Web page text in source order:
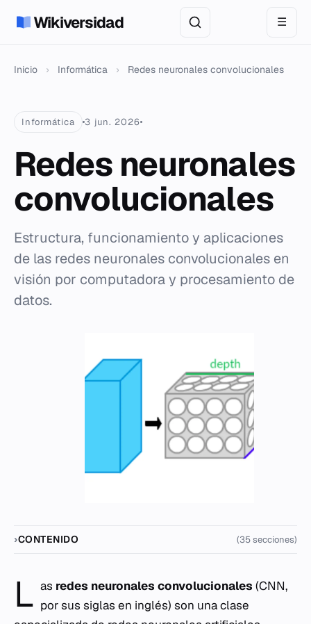
Wikiversidad ☰
Inicio › Informática › Redes neuronales convolucionales
Informática 3 jun. 2026
Redes neuronales
convolucionales
Estructura, funcionamiento y aplicaciones
de las redes neuronales convolucionales en
visión por computadora y procesamiento de
datos.
CONTENIDO (35 secciones)
L as redes neuronales convolucionales (CNN,
por sus siglas en inglés) son una clase